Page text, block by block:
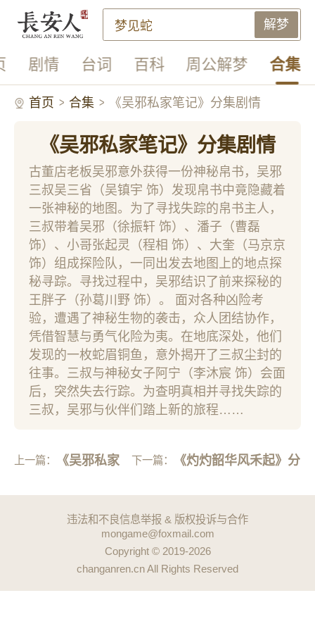
解梦
剧情 台词 百科 周公解梦 合集
首页 合集 《吴邪私家笔记》分集剧情
《吴邪私家笔记》分集剧情
古董店老板吴邪意外获得一份神秘帛书，吴邪
三叔吴三省（吴镇宇 饰）发现帛书中竟隐藏着
一张神秘的地图。为了寻找失踪的帛书主人，
三叔带着吴邪（徐振轩 饰）、潘子（曹磊
饰）、小哥张起灵（程相 饰）、大奎（马京京
饰）组成探险队，一同出发去地图上的地点探
秘寻踪。寻找过程中，吴邪结识了前来探秘的
王胖子（孙葛川野 饰）。 面对各种凶险考
验，遭遇了神秘生物的袭击，众人团结协作，
凭借智慧与勇气化险为夷。在地底深处，他们
发现的一枚蛇眉铜鱼，意外揭开了三叔尘封的
往事。三叔与神秘女子阿宁（李沐宸 饰）会面
后，突然失去行踪。为查明真相并寻找失踪的
三叔，吴邪与伙伴们踏上新的旅程……
上一篇： 《吴邪私家
笔记》
下一篇： 《灼灼韶华风禾起》分
集剧情
违法和不良信息举报 & 版权投诉与合作
mongame@foxmail.com
Copyright © 2019-2026
changanren.cn All Rights Reserved